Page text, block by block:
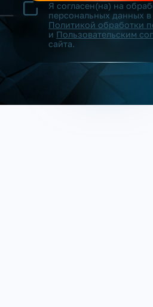
Я согласен(на) на
персональных данных в
Политикой обработки
и Пользовательским
сайта.